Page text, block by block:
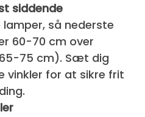
siddende
så nederste
60-70 cm over
75 cm). Sæt dig
vinkler for at sikre frit